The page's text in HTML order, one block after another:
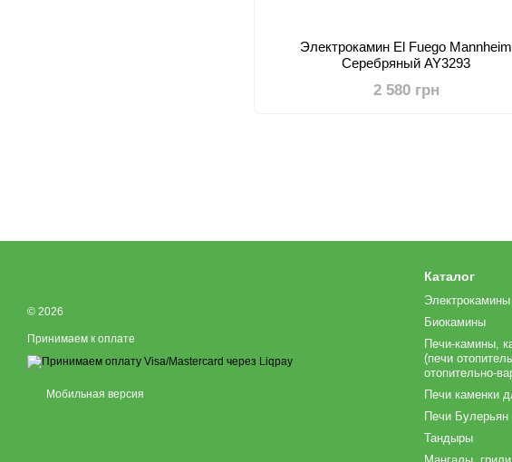
Электрокамин El Fuego Mannheim
Серебряный AY3293
2 580 грн
© 2026
Принимаем к оплате
Мобильная версия
Каталог
Электрокамины
Биокамины
Печи-камины,
(печи
отопительно-
Печи каменки
Печи Булерьян
Тандыры